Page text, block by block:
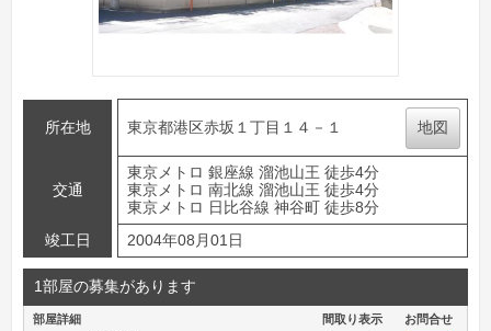
所在地 東京都港区赤坂１丁目１４－１ 地図
交通
東京メトロ 銀座線 溜池山王 徒歩4分
東京メトロ 南北線 溜池山王 徒歩4分
東京メトロ 日比谷線 神谷町 徒歩8分
竣工日
2004年08月01日
1部屋の募集があります
部屋詳細 間取り表示 お問合せ